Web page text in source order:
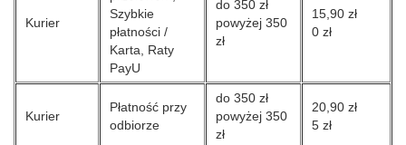
Kurier
Szybkie
płatności /
Karta, Raty
PayU
do 350 zł
powyżej 350
zł
15,90 zł
0 zł
Kurier
Płatność przy
odbiorze
do 350 zł
powyżej 350
zł
20,90 zł
5 zł